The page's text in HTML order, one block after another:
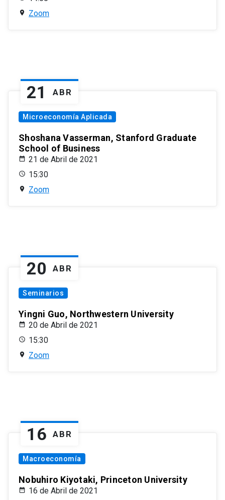
Zoom
21 ABR
Microeconomía Aplicada
Shoshana Vasserman, Stanford Graduate
School of Business
21 de Abril de 2021
15:30
Zoom
20 ABR
Seminarios
Yingni Guo, Northwestern University
20 de Abril de 2021
15:30
Zoom
16 ABR
Macroeconomía
Nobuhiro Kiyotaki, Princeton University
16 de Abril de 2021